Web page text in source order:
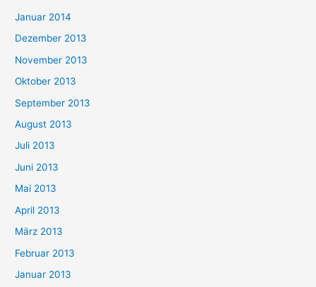
Januar 2014
Dezember 2013
November 2013
Oktober 2013
September 2013
August 2013
Juli 2013
Juni 2013
Mai 2013
April 2013
März 2013
Februar 2013
Januar 2013